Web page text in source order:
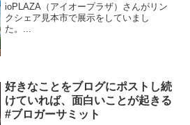
ioPLAZA（アイオープラザ）さんがリン
クシェア見本市で展示をしていまし
た。...
好きなことをブログにポストし続
けていれば、面白いことが起きる
#ブロガーサミット